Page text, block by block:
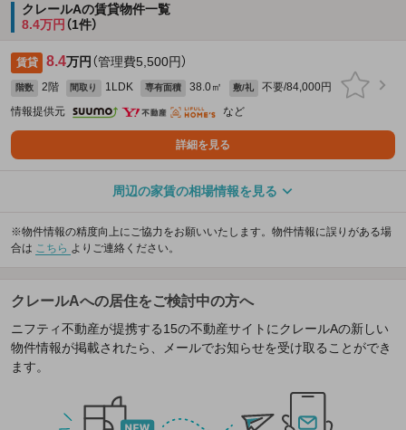
クレールAの賃貸物件一覧
8.4万円 （1件）
賃貸 8.4万円 （管理費5,500円）
階数 2階 間取り 1LDK 専有面積 38.0㎡ 敷/礼
不要/84,000円
情報提供元
など
詳細を見る
周辺の家賃の相場情報を見る
※物件情報の精度向上にご協力をお願いいたします。物件情報に誤りがある場
合は こちら よりご連絡ください。
クレールAへの居住をご検討中の方へ
ニフティ不動産が提携する15の不動産サイトにクレールAの新しい
物件情報が掲載されたら、メールでお知らせを受け取ることができ
ます。